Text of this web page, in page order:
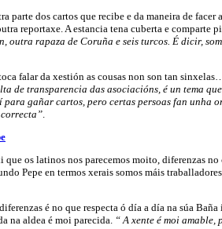
parte dos cartos que recibe e da maneira de facer
reportaxe. A estancia tena cuberta e comparte
outra rapaza de Coruña e seis turcos. É dicir,
falar da xestión as cousas non son tan
de transparencia das asociacións, é un tema
gañar cartos, pero certas persoas fan unha
que os latinos nos parecemos moito, diferenzas no
Pepe en termos xerais somos máis
é no que respecta ó día a día na súa
na aldea é moi parecida. “ A xente é moi amable,